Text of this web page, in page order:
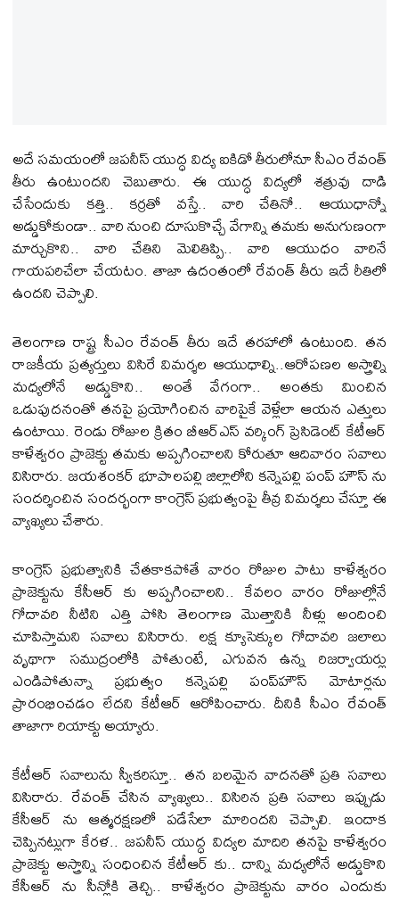
అదే సమయంలో జపనీస్ యుద్ధ విద్య ఐకిడో తీరులోనూ సీఎం రేవంత్
తీరు ఉంటుందని చెబుతారు. ఈ యుద్ధ విద్యలో శత్రువు దాడి
చేసేందుకు కత్తి.. కర్రతో వస్తే.. వారి చేతినో.. ఆయుధాన్నో
అడ్డుకోకుండా.. వారి నుంచి దూసుకొచ్చే వేగాన్ని తమకు అనుగుణంగా
మార్చుకొని.. వారి చేతిని మెలితిప్పి.. వారి ఆయుధం వారినే
గాయపరిచేలా చేయటం. తాజా ఉదంతంలో రేవంత్ తీరు ఇదే రీతిలో
ఉందని చెప్పాలి.
తెలంగాణ రాష్ట్ర సీఎం రేవంత్ తీరు ఇదే తరహాలో ఉంటుంది. తన
రాజకీయ ప్రత్యర్తులు విసిరే విమర్శల ఆయుధాల్ని..ఆరోపణల అస్త్రాల్ని
మధ్యలోనే అడ్డుకొని.. అంతే వేగంగా.. అంతకు మించిన
ఒడుపుదనంతో తనపై ప్రయోగించిన వారిపైకే వెళ్లేలా ఆయన ఎత్తులు
ఉంటాయి. రెండు రోజుల క్రితం బీఆర్ఎస్ వర్కింగ్ ప్రెసిడెంట్ కేటీఆర్
కాళేశ్వరం ప్రాజెక్టు తమకు అప్పగించాలని కోరుతూ ఆదివారం సవాలు
విసిరారు. జయశంకర్ భూపాలపల్లి జిల్లాలోని కన్నెపల్లి పంప్ హౌస్ ను
సందర్శించిన సందర్భంగా కాంగ్రెస్ ప్రభుత్వంపై తీవ్ర విమర్శలు చేస్తూ ఈ
వ్యాఖ్యలు చేశారు.
కాంగ్రెస్ ప్రభుత్వానికి చేతకాకపోతే వారం రోజుల పాటు కాళేశ్వరం
ప్రాజెక్టును కేసీఆర్ కు అప్పగించాలని.. కేవలం వారం రోజుల్లోనే
గోదావరి నీటిని ఎత్తి పోసి తెలంగాణ మొత్తానికి నీళ్లు అందించి
చూపిస్తామని సవాలు విసిరారు. లక్ష క్యూసెక్కుల గోదావరి జలాలు
వృథాగా సముద్రంలోకి పోతుంటే, ఎగువన ఉన్న రిజర్వాయర్లు
ఎండిపోతున్నా ప్రభుత్వం కన్నెపల్లి పంప్‌హౌస్ మోటార్లను
ప్రారంభించడం లేదని కేటీఆర్ ఆరోపించారు. దీనికి సీఎం రేవంత్
తాజాగా రియాక్టు అయ్యారు.
కేటీఆర్ సవాలును స్వీకరిస్తూ.. తన బలమైన వాదనతో ప్రతి సవాలు
విసిరారు. రేవంత్ చేసిన వ్యాఖ్యలు.. విసిరిన ప్రతి సవాలు ఇప్పుడు
కేసీఆర్ ను ఆత్మరక్షణలో పడేసేలా మారిందని చెప్పాలి. ఇందాక
చెప్పినట్లుగా కేరళ.. జపనీస్ యుద్ధ విద్యల మాదిరి తనపై కాళేశ్వరం
ప్రాజెక్టు అస్త్రాన్ని సంధించిన కేటీఆర్ కు.. దాన్ని మధ్యలోనే అడ్డుకొని
కేసీఆర్ ను సీన్లోకి తెచ్చి.. కాళేశ్వరం ప్రాజెక్టును వారం ఎందుకు